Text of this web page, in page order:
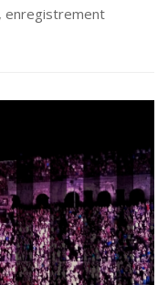
enregistrement